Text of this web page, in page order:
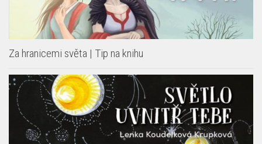
Za hranicemi světa | Tip na knihu